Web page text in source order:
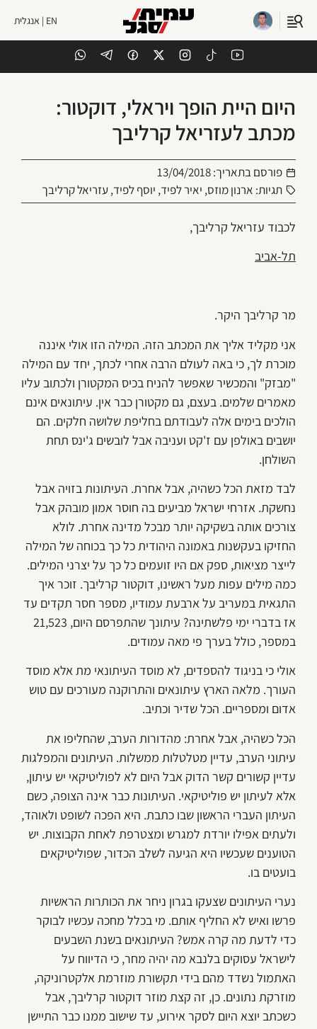
EN | אנגלית
היום היית הופך ויראלי, דוקטור:
מכתב לעזריאל קרליבך
פורסם בתאריך:13/04/2018
תגיות: ארנון מוזס, יאיר לפיד, יוסף לפיד,עזריאל קרליבך
לכבוד עזריאל קרליבך,
תל-אביב
מר קרליבך היקר.
אני מקליד אליך את המכתב הזה. המילה הזו אולי איננה
מוכרת לך, כי באה לעולם הרבה אחרי לכתך, יחד עם המילה
"מבזק" והמכשיר שאפשר להניח בכיס המקטורן ולכתוב עליו
מאמרים שלמים. בעצם, גם מקטורן כבר אין. עיתונאים אינם
הולכים בימים אלה לעבודתם בחליפת שלושה חלקים. הם
יושבים באולפן עם ז'קט ועניבה אבל לובשים ג'ינס תחת
השולחן.
לבד מזאת הכל כשהיה, אבל אחרת. העיתונות בזויה אבל
נחשקת. אזרחי ישראל מביעים בה חוסר אמון מובהק אבל
צורכים אותה בשקיקה יותר מבכל מדינה אחרת. לולא
החזיקו בעקשנות באמונה היהודית כל כך בכוחה של המילה
לייצר מציאות, ספק אם היו זועמים כל כך על יצרני המילים.
כמה מילים עפות מעל ראשינו, דוקטור קרליבך. זוכר איך
התגאית במעריב על ארבעת עמודיו, מספר חסר תקדים עד
אז בדברי ימי פלשתינה? עיתונך שהתפרסם היום, 21,523
במספר, כולל בערך פי מאה עמודים.
אולי כי בניגוד להספדים, לא מוסד העיתונאי מת אלא מוסד
העורך. מלאה הארץ עיתונאים והתרוקנה מעורכים עם טוש
אדום ומספריים. הכל שדיר וכתיב.
הכל כשהיה, אבל אחרת: מהדורות הערב, שהחליפו את
עיתוני הערב, עדיין מטלטלות ממשלות. העיתונים והמפלגות
עדיין קשורים קשר הדוק אבל היום לא לפוליטיקאי יש עיתון,
אלא לעיתון יש פוליטיקאי. העיתונות כבר אינה הצופה, כשם
העיתון העברי הראשון שבו כתבת. היא הפכה לשופט ולאוהד,
ולעתים אפילו יורדת למגרש ומצטרפת לאחת הקבוצות. יש
הטוענים שעכשיו היא הגיעה לשלב הכדור, שפוליטיקאים
בועטים בו.
נערי העיתונים שצעקו בגרון ניחר את הכותרות הראשיות
פרשו ואיש לא החליף אותם. מי בכלל מחכה עכשיו לבוקר
כדי לדעת מה קרה אמש? העיתונאים בשנת השבעים
לישראל עסוקים בלנבא מה יהיה מחר, כי הדיווח על
האתמול נשדד מהם בידי תקשורת מוזרמת אלקטרוניקה,
מוזרקת נתונים. כן, זה קצת מוזר דוקטור קרליבך, אבל
כשכתב יוצא היום לסקר אירוע, עד שישוב ממנו כבר התיישן